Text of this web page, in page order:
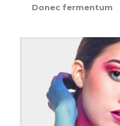
Donec fermentum